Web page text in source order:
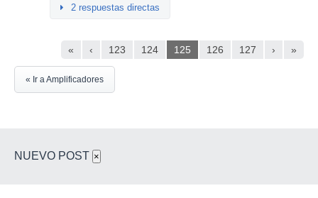
2 respuestas directas
« ‹ 123 124 125 126 127 › »
« Ir a Amplificadores
NUEVO POST ×